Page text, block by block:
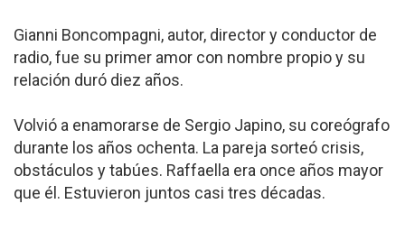
Gianni Boncompagni, autor, director y conductor de
radio, fue su primer amor con nombre propio y su
relación duró diez años.
Volvió a enamorarse de Sergio Japino, su coreógrafo
durante los años ochenta. La pareja sorteó crisis,
obstáculos y tabúes. Raffaella era once años mayor
que él. Estuvieron juntos casi tres décadas.